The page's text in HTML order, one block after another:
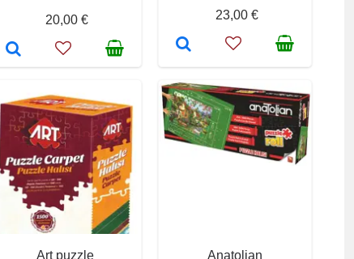
20,00 €
23,00 €
Art puzzle
Anatolian